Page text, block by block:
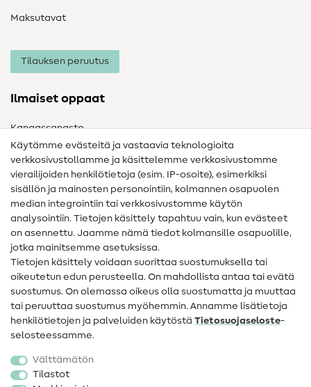
Maksutavat
Tilauksen peruutus
Ilmaiset oppaat
Kangassanasto
Ompelusanasto
Ompeluohjeet
Apua ja yhteystiedot
Yhteystiedot
Tietoa omistajanvaihdoksesta
Peruutusoikeus
Suosittu
Kankaat
Käytämme evästeitä ja vastaavia teknologioita
verkkosivustollamme ja käsittelemme verkkosivustomme
vierailijoiden henkilötietoja (esim. IP-osoite), esimerkiksi
sisällön ja mainosten personointiin, kolmannen osapuolen
median integrointiin tai verkkosivustomme käytön
analysointiin. Tietojen käsittely tapahtuu vain, kun evästeet
on asennettu. Jaamme nämä tiedot kolmansille osapuolille,
jotka mainitsemme asetuksissa.
Tietojen käsittely voidaan suorittaa suostumuksella tai
oikeutetun edun perusteella. On mahdollista antaa tai evätä
suostumus. On olemassa oikeus olla suostumatta ja muuttaa
tai peruuttaa suostumus myöhemmin. Annamme lisätietoja
henkilötietojen ja palveluiden käytöstä Tietosuojaseloste-
selosteessamme.
Välttämätön
Tilastot